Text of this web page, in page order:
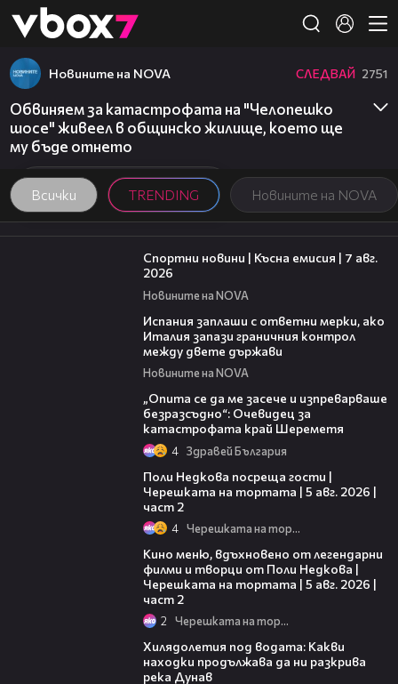
👾
Всички TRENDING Новините на NOVA
Новините на NOVA СЛЕДВАЙ 2751
Обвиняем за катастрофата на "Челопешко
шосе" живеел в общинско жилище, което ще
му бъде отнето
03:46
Спортни новини | Късна емисия | 7 авг.
2026
Новините на NOVA
Испания заплаши с ответни мерки, ако
Италия запази граничния контрол
между двете държави
Новините на NOVA
„Опита се да ме засече и изпреварваше
безразсъдно“: Очевидец за
катастрофата край Шереметя
4 Здравей България
Поли Недкова посреща гости |
Черешката на тортата | 5 авг. 2026 |
част 2
4 Черешката на тортата
Кино меню, вдъхновено от легендарни
филми и творци от Поли Недкова |
Черешката на тортата | 5 авг. 2026 |
част 2
2 Черешката на тортата
Хилядолетия под водата: Какви
находки продължава да ни разкрива
река Дунав